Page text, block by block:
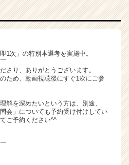
1次」の特別本選考を実施中。
さり、ありがとうございます。
ため、動画視聴後にすぐ1次にご参
解を深めたいという方は、別途、
会」についても予約受け付けしてい
ご予約ください^^